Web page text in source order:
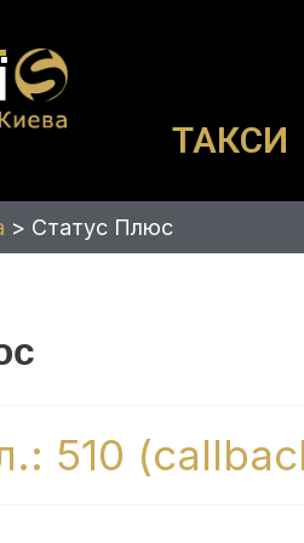
ТАКСИ
> Статус Плюс
510